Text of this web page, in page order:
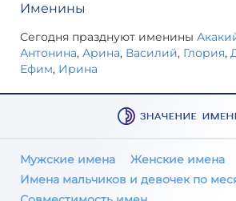
Именины
Сегодня празднуют именины
Антонина, Арина, Василий, Глория,
Ефим, Ирина
Мужские имена
Женские имена
Имена мальчиков и девочек по